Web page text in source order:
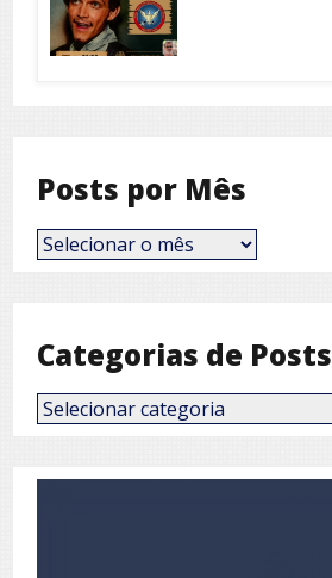
Posts por Mês
Posts
por
Categorias de Posts
Categorias
de